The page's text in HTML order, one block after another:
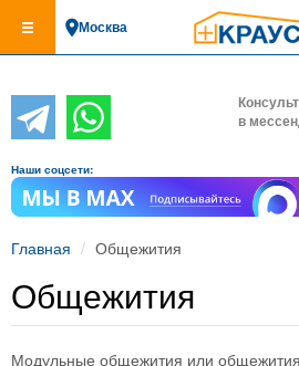
основному
Москва
в
Наши соцсети:
Главная Общежития
Общежития
Модульные общежития или